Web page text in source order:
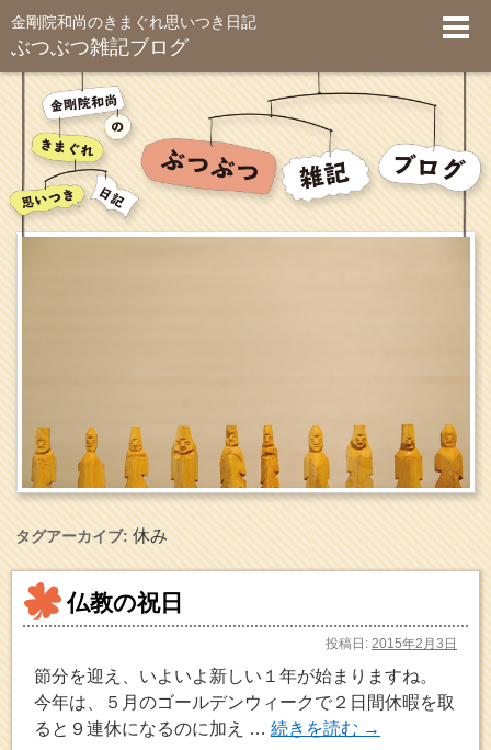
金剛院和尚のきまぐれ思いつき日記
ぶつぶつ雑記ブログ
タグアーカイブ:休み
仏教の祝日
投稿日: 2015年2月3日
節分を迎え、いよいよ新しい１年が始まりますね。
今年は、５月のゴールデンウィークで２日間休暇を取
ると９連休になるのに加え … 続きを読む →